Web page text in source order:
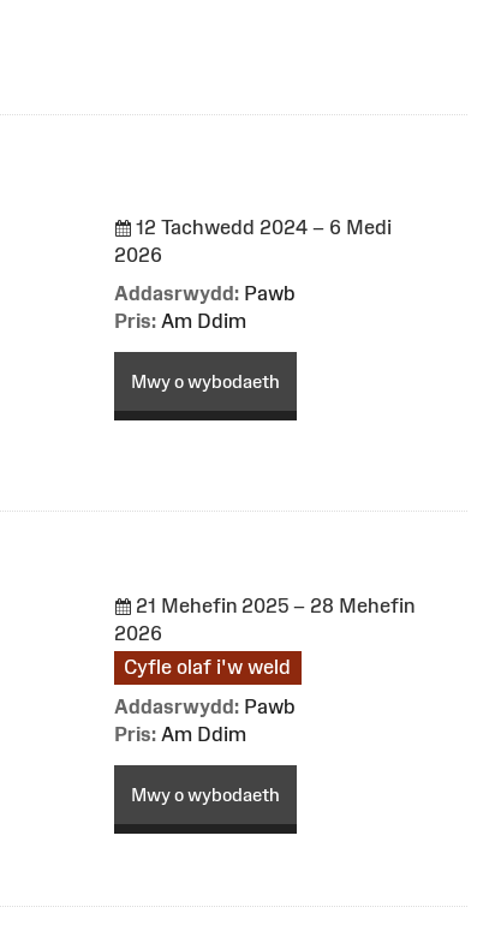
12 Tachwedd 2024 – 6 Medi
2026
Addasrwydd: Pawb
Pris: Am Ddim
Mwy o wybodaeth
21 Mehefin 2025 – 28 Mehefin
2026
Cyfle olaf i'w weld
Addasrwydd: Pawb
Pris: Am Ddim
Mwy o wybodaeth